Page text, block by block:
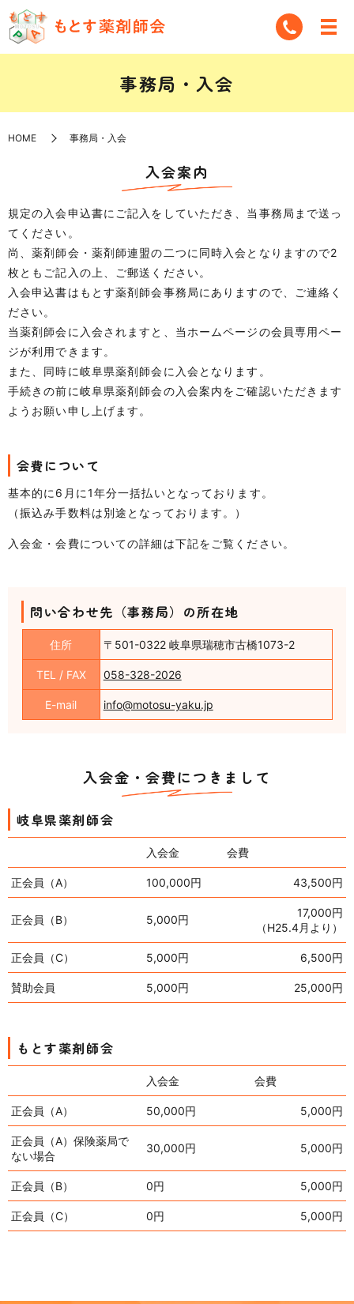
事務局・入会
HOME 事務局・入会
入会案内
規定の入会申込書にご記入をしていただき、当事務局まで送っ
てください。
尚、薬剤師会・薬剤師連盟の二つに同時入会となりますので2
枚ともご記入の上、ご郵送ください。
入会申込書はもとす薬剤師会事務局にありますので、ご連絡く
ださい。
当薬剤師会に入会されますと、当ホームページの会員専用ペー
ジが利用できます。
また、同時に岐阜県薬剤師会に入会となります。
手続きの前に岐阜県薬剤師会の入会案内をご確認いただきます
ようお願い申し上げます。
会費について
基本的に6月に1年分一括払いとなっております。
（振込み手数料は別途となっております。）
入会金・会費についての詳細は下記をご覧ください。
問い合わせ先（事務局）の所在地
住所 〒501-0322 岐阜県瑞穂市古橋1073-2
TEL / FAX 058-328-2026
E-mail info@motosu-yaku.jp
入会金・会費につきまして
岐阜県薬剤師会
入会金 会費
正会員（A） 100,000円 43,500円
正会員（B） 5,000円
17,000円
（H25.4月より）
正会員（C） 5,000円 6,500円
賛助会員 5,000円 25,000円
もとす薬剤師会
入会金 会費
正会員（A） 50,000円 5,000円
正会員（A）保険薬局で
ない場合
30,000円 5,000円
正会員（B） 0円 5,000円
正会員（C） 0円 5,000円